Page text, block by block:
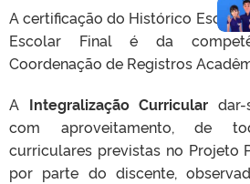
A certificação do Histórico Escolar
Escolar Final é da
Coordenação de Registros
A Integralização Curricular
com aproveitamento, de
curriculares previstas no Projeto
por parte do discente,